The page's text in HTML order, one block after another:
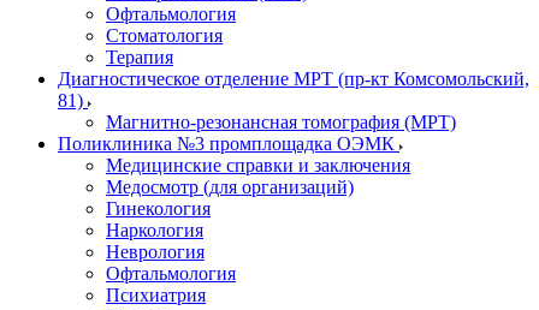
Офтальмология
Стоматология
Терапия
Диагностическое отделение МРТ (пр-кт Комсомольский,
81)
Магнитно-резонансная томография (МРТ)
Поликлиника №3 промплощадка ОЭМК
Медицинские справки и заключения
Медосмотр (для организаций)
Гинекология
Наркология
Неврология
Офтальмология
Психиатрия